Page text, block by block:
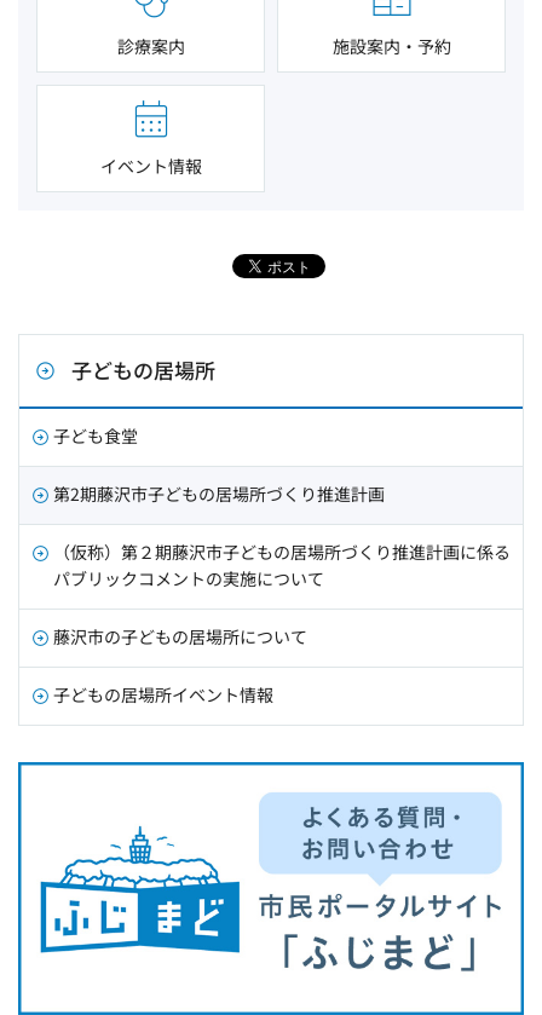
診療案内 施設案内・予約
イベント情報
子どもの居場所
子ども食堂
第2期藤沢市子どもの居場所づくり推進計画
（仮称）第２期藤沢市子どもの居場所づくり推進計画に係る
パブリックコメントの実施について
藤沢市の子どもの居場所について
子どもの居場所イベント情報